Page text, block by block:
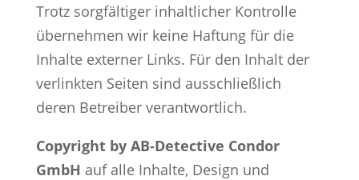
Trotz sorgfältiger inhaltlicher Kontrolle
übernehmen wir keine Haftung für die
Inhalte externer Links. Für den Inhalt der
verlinkten Seiten sind ausschließlich
deren Betreiber verantwortlich.
Copyright by AB-Detective Condor
GmbH auf alle Inhalte, Design und